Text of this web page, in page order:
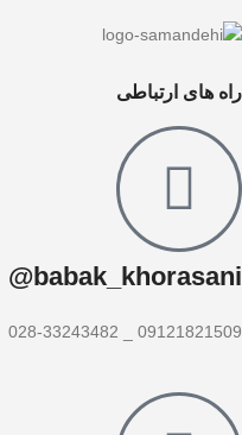
راه های ارتباطی
babak_khorasani@
09121821509 _ 028-33243482